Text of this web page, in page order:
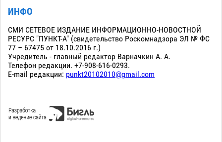
ИНФО
СМИ СЕТЕВОЕ ИЗДАНИЕ ИНФОРМАЦИОННО-НОВОСТНОЙ
РЕСУРС "ПУНКТ-А" (свидетельство Роскомнадзора ЭЛ № ФС
77 – 67475 от 18.10.2016 г.)
Учредитель - главный редактор Варначкин А. А.
Телефон редакции. +7-908-616-0293.
E-mail редакции: punkt20102010@gmail.com